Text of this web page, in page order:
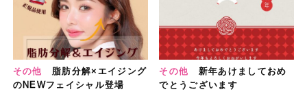
その他
脂肪分解×エイジング
のNEWフェイシャル登場
その他
新年あけましておめ
でとうございます